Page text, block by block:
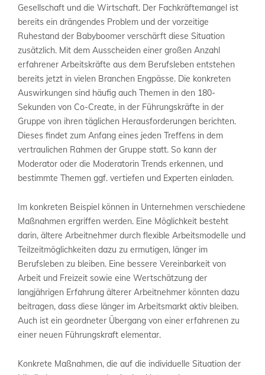
Gesellschaft und die Wirtschaft. Der Fachkräftemangel ist
bereits ein drängendes Problem und der vorzeitige
Ruhestand der Babyboomer verschärft diese Situation
zusätzlich. Mit dem Ausscheiden einer großen Anzahl
erfahrener Arbeitskräfte aus dem Berufsleben entstehen
bereits jetzt in vielen Branchen Engpässe. Die konkreten
Auswirkungen sind häufig auch Themen in den 180-
Sekunden von Co-Create, in der Führungskräfte in der
Gruppe von ihren täglichen Herausforderungen berichten.
Dieses findet zum Anfang eines jeden Treffens in dem
vertraulichen Rahmen der Gruppe statt. So kann der
Moderator oder die Moderatorin Trends erkennen, und
bestimmte Themen ggf. vertiefen und Experten einladen.
Im konkreten Beispiel können in Unternehmen verschiedene
Maßnahmen ergriffen werden. Eine Möglichkeit besteht
darin, ältere Arbeitnehmer durch flexible Arbeitsmodelle und
Teilzeitmöglichkeiten dazu zu ermutigen, länger im
Berufsleben zu bleiben. Eine bessere Vereinbarkeit von
Arbeit und Freizeit sowie eine Wertschätzung der
langjährigen Erfahrung älterer Arbeitnehmer könnten dazu
beitragen, dass diese länger im Arbeitsmarkt aktiv bleiben.
Auch ist ein geordneter Übergang von einer erfahrenen zu
einer neuen Führungskraft elementar.
Konkrete Maßnahmen, die auf die individuelle Situation der